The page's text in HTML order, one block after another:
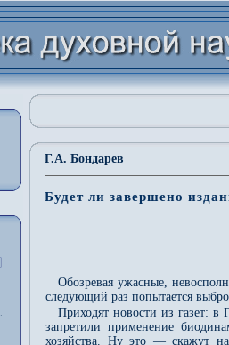
Г.А. Бондарев
Будет ли завершено
Обозревая ужасные,
следующий раз попытается
Приходят новости из газет:
запретили применение
хозяйства. Ну это — скажут